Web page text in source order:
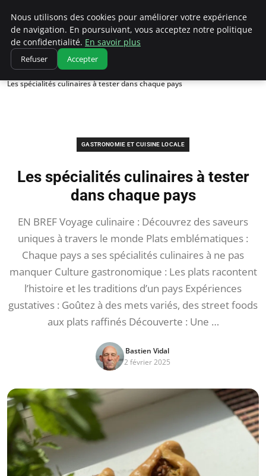
Correze Co
Accueil
Gastronomie et cuisine locale
Les spécialités culinaires à tester dans chaque pays
GASTRONOMIE ET CUISINE LOCALE
Les spécialités culinaires à tester
dans chaque pays
EN BREF Voyage culinaire : Découvrez des saveurs
uniques à travers le monde Plats emblématiques :
Chaque pays a ses spécialités culinaires à ne pas
manquer Culture gastronomique : Les plats racontent
l’histoire et les traditions d’un pays Expériences
gustatives : Goûtez à des mets variés, des street foods
aux plats raffinés Découverte : Une …
Bastien Vidal
2 février 2025
Nous utilisons des cookies pour améliorer votre expérience
de navigation. En poursuivant, vous acceptez notre politique
de confidentialité. En savoir plus
Refuser Accepter